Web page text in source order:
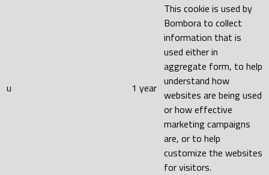
u 1 year
This cookie is used by
Bombora to collect
information that is
used either in
aggregate form, to help
understand how
websites are being used
or how effective
marketing campaigns
are, or to help
customize the websites
for visitors.